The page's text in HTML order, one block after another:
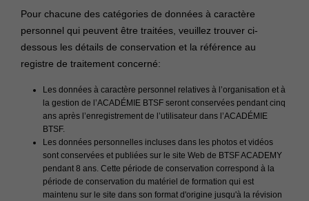
Pour chacune des catégories de données à caractère
personnel qui peuvent être traitées, veuillez trouver ci-
dessous les détails de conservation et la référence au
registre de traitement concerné:
Les données à caractère personnel relatives à l’organisation et à
la gestion de l’ACADÉMIE BTSF seront conservées pendant cinq
ans après l’enregistrement de l’utilisateur dans l’ACADÉMIE
BTSF.
Les données personnelles incluses dans les photos et vidéos
sont conservées et publiées sur le site Web de BTSF ACADEMY
pendant 8 ans. Cette période de conservation correspond à la
période de conservation du matériel de formation qui est
maintenu sur le site dans son format d'origine jusqu'à la révision